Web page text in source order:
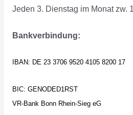
Jeden 3. Dienstag im Monat zw.
Bankverbindung:
IBAN: DE 23 3706 9520 4105 8200 17
BIC: GENODED1RST
VR-Bank Bonn Rhein-Sieg eG